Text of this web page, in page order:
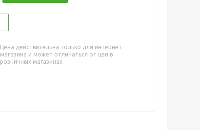
Цена действительна только для интернет-
магазина и может отличаться от цен в
розничных магазинах